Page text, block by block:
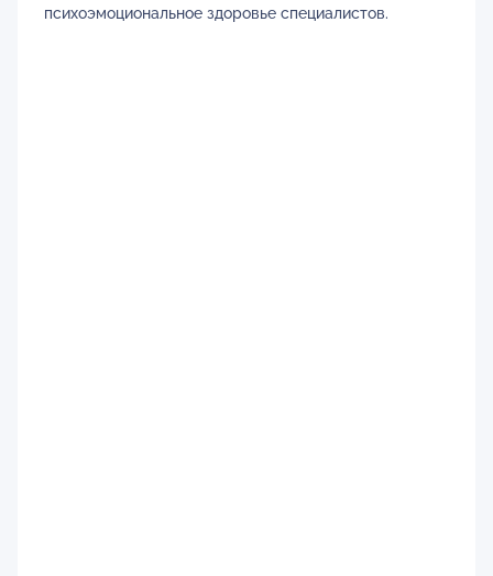
психоэмоциональное здоровье специалистов.